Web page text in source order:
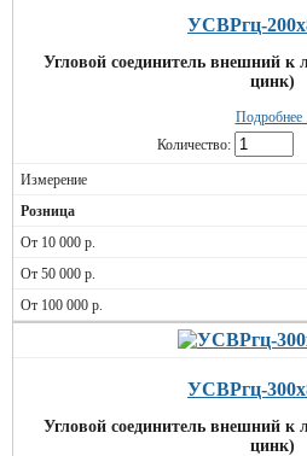
УСВРгц-
Угловой соединитель внешний к
цинк)
Подробнее
Количество:
УСВРгц-
Угловой соединитель внешний к
цинк)